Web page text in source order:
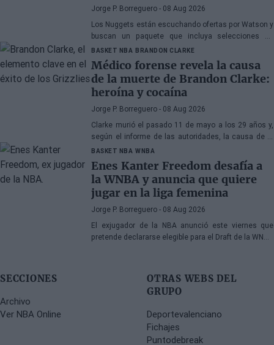
Jorge P. Borreguero - 08 Aug 2026
Los Nuggets están escuchando ofertas por Watson y
buscan un paquete que incluya selecciones de
primera ronda, jóvenes talentos o una combinación
de ambos
BASKET NBA BRANDON CLARKE
Médico forense revela la causa
de la muerte de Brandon Clarke:
heroína y cocaína
Jorge P. Borreguero - 08 Aug 2026
Clarke murió el pasado 11 de mayo a los 29 años y,
según el informe de las autoridades, la causa de la
muerte fueron los efectos de la heroína y la cocaína
BASKET NBA WNBA
Enes Kanter Freedom desafía a
la WNBA y anuncia que quiere
jugar en la liga femenina
Jorge P. Borreguero - 08 Aug 2026
El exjugador de la NBA anunció este viernes que
pretende declararse elegible para el Draft de la WNBA
SECCIONES
Archivo
Ver NBA Online
OTRAS WEBS DEL
GRUPO
Deportevalenciano
Fichajes
Puntodebreak